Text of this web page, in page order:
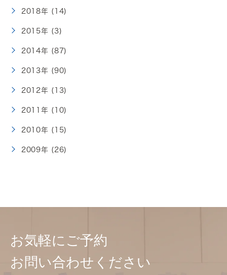
2018年 (14)
2015年 (3)
2014年 (87)
2013年 (90)
2012年 (13)
2011年 (10)
2010年 (15)
2009年 (26)
お気軽にご予約
お問い合わせください